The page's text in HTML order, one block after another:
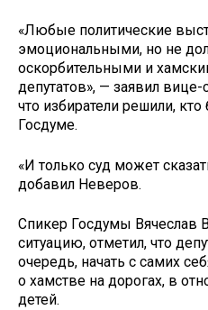
«Любые политические
эмоциональными, но не
оскорбительными и
депутатов», — заявил
что избиратели решили, кто
Госдуме.
«И только суд может
добавил Неверов.
Спикер Госдумы Вячеслав
ситуацию, отметил, что
очередь, начать с самих
о хамстве на дорогах, в
детей.